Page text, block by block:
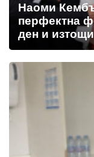
Наоми
перфектна
ден и